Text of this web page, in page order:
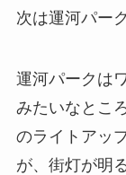
次は運河パー
運河パークは
みたいなとこ
のライトアッ
が、街灯が明